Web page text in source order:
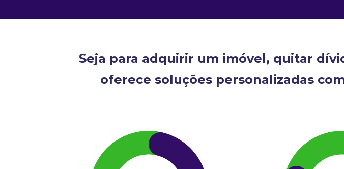
Seja para adquirir um imóvel, quitar
oferece soluções personalizadas